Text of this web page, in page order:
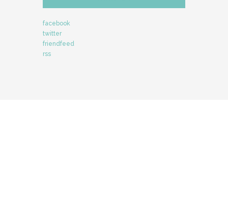
facebook
twitter
friendfeed
rss